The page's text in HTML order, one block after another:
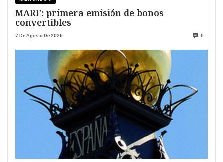
MARF: primera emisión de bonos
convertibles
7 De Agosto De 2026 0